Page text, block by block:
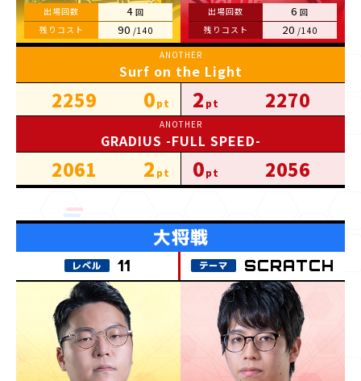
4
90
6
20
Surf on the Light
2259 0 2270
2
GRADIUS -FULL SPEED-
2061 2 2056
0
SCRATCH